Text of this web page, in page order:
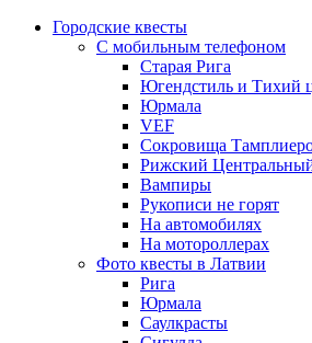
Городские квесты
С мобильным телефоном
Старая Рига
Югендстиль и Тихий
Юрмала
VEF
Сокровища
Рижский
Вампиры
Рукописи не горят
На автомобилях
На мотороллерах
Фото квесты в Латвии
Рига
Юрмала
Саулкрасты